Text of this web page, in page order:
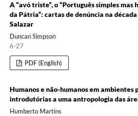
A “avó triste”, o “Português simples mas
da Pátria”: cartas de denúncia na
Salazar
Duncan Simpson
6-27
PDF (English)
Humanos e não-humanos em ambientes
introdutórias a uma antropologia das
Humberto Martins